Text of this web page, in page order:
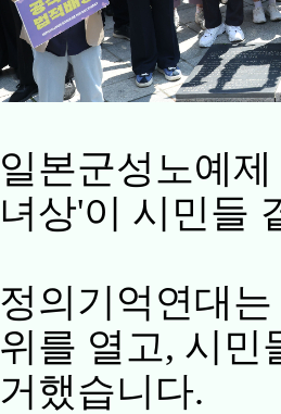
일본군성노예
녀상'이 시민들
정의기억연대
위를 열고, 시민
거했습니다.